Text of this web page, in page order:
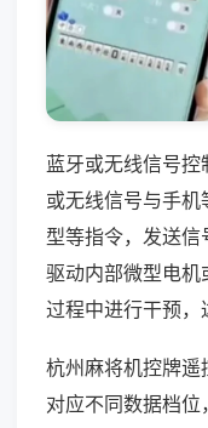
蓝牙或无线信号
或无线信号与手
型等指令，发送
驱动内部微型电
过程中进行干预，
杭州麻将机控牌遥
对应不同数据档